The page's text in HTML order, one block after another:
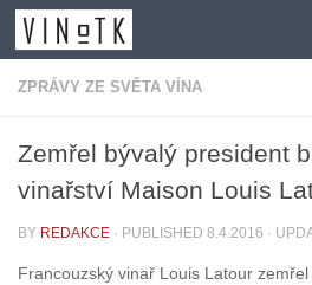
Skip to content
ZPRÁVY ZE SVĚTA VÍNA
Zemřel bývalý president
vinařství Maison Louis
BY REDAKCE · PUBLISHED 8.4.2016 ·
Francouzský vinař Louis Latour